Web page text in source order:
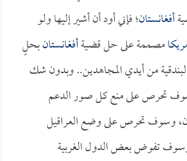
أفغانستان؛ فإني أود أن أشير إليها ولو
مصممة على حل قضيةأفغانستانبحلٍ
من أيدي المجاهدين.. وبدون شك
سوف تحرص على منع كل صور الدعم
وسوف تحرص على وضع العراقيل
تفوض بعض الدول الغربية